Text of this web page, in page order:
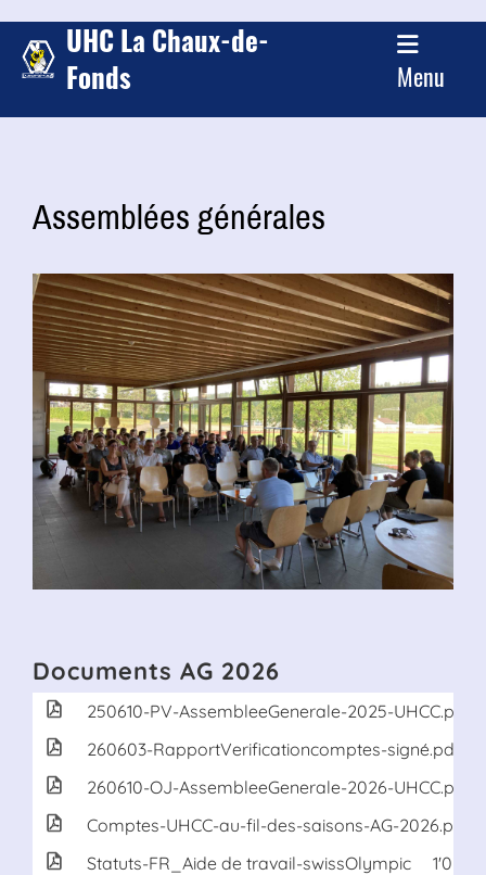
UHC La Chaux-de-
Fonds
Menu
Assemblées générales
Documents AG 2026
250610-PV-AssembleeGenerale-2025-UHCC.pdf
260603-RapportVerificationcomptes-signé.pdf
260610-OJ-AssembleeGenerale-2026-UHCC.pdf
Comptes-UHCC-au-fil-des-saisons-AG-2026.pdf
Statuts-FR_Aide de travail-swissOlympic
1'071